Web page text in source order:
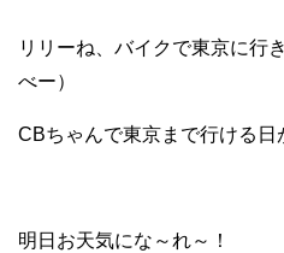
リリーね、バイクで東京に行
べー）
CBちゃんで東京まで行ける日
明日お天気にな～れ～！